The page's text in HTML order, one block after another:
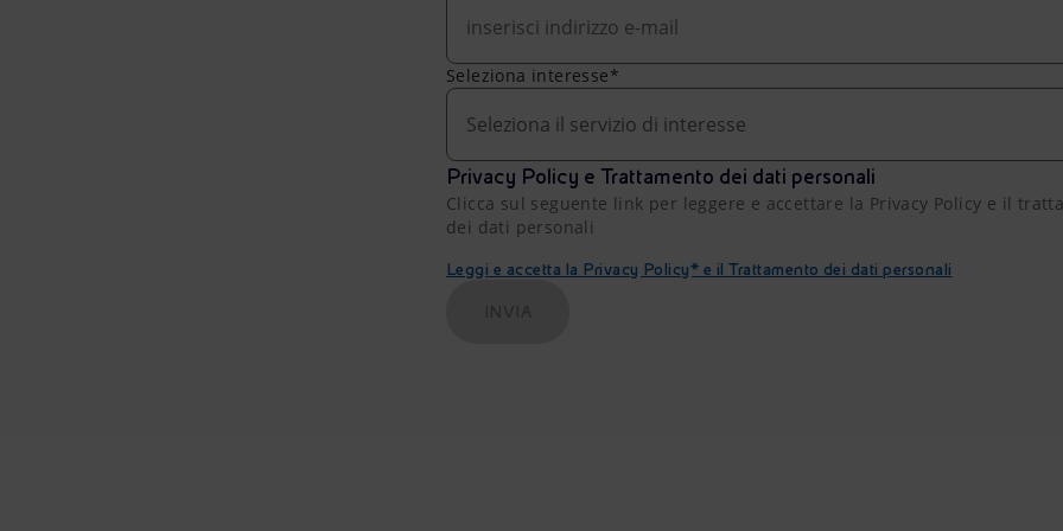
Seleziona interesse*
Seleziona il servizio di interesse
Privacy Policy e Trattamento dei dati personali
Clicca sul seguente link per leggere e accettare la Privacy Policy e il
dei dati personali
Leggi e accetta la Privacy Policy* e il Trattamento dei dati personali